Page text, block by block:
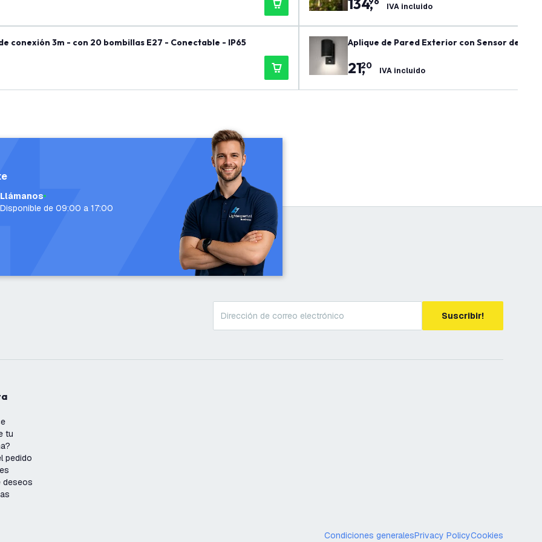
conexión 3m - con 20 bombillas E27 - Conectable - IP65
134, IVA incluido
Aplique de Pared Exterior con Sensor de
21,
20 IVA incluido
Llámanos
Disponible de 09:00 a 17:00
Suscribir!
tu
pedido
deseos
Condiciones generalesPrivacy PolicyCookies